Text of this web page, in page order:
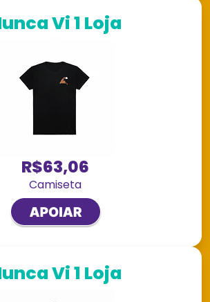
Vi 1 Loja
R$63,06
Camiseta
Vi 1 Loja